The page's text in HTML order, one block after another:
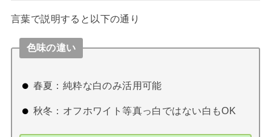
言葉で説明すると以下の通り
色味の違い
春夏：純粋な白のみ活用可能
秋冬：オフホワイト等真っ白ではない白もOK